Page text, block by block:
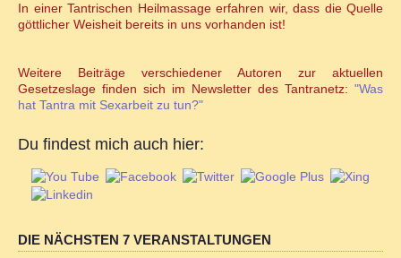
In einer Tantrischen Heilmassage erfahren wir, dass die Quelle
göttlicher Weisheit bereits in uns vorhanden ist!
Weitere Beiträge verschiedener Autoren zur aktuellen
Gesetzeslage finden sich im Newsletter des Tantranetz: "Was
hat Tantra mit Sexarbeit zu tun?"
Du findest mich auch hier:
DIE NÄCHSTEN 7 VERANSTALTUNGEN